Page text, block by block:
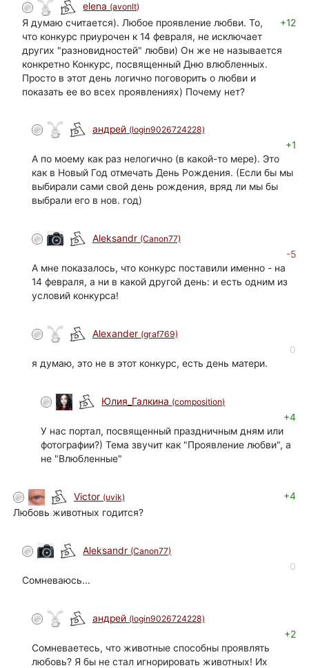
elena (avonlt)
+12
Я думаю считается). Любое проявление любви. То,
что конкурс приурочен к 14 февраля, не исключает
других "разновидностей" любви) Он же не называется
конкретно Конкурс, посвященный Дню влюбленных.
Просто в этот день логично поговорить о любви и
показать ее во всех проявлениях) Почему нет?
андрей (login9026724228)
+1
А по моему как раз нелогично (в какой-то мере). Это
как в Новый Год отмечать День Рождения. (Если бы мы
выбирали сами свой день рождения, вряд ли мы бы
выбрали его в нов. год)
Aleksandr (Canon77)
-5
А мне показалось, что конкурс поставили именно - на
14 февраля, а ни в какой другой день: и есть одним из
условий конкурса!
Alexander (graf769)
0
я думаю, это не в этот конкурс, есть день матери.
Юлия_Галкина (composition)
+4
У нас портал, посвященный праздничным дням или
фотографии?) Тема звучит как "Проявление любви", а
не "Влюбленные"
Victor (uvik)
+4
Любовь животных годится?
Aleksandr (Canon77)
0
Сомневаюсь...
андрей (login9026724228)
+2
Сомневаетесь, что животные способны проявлять
любовь? Я бы не стал игнорировать животных! Их